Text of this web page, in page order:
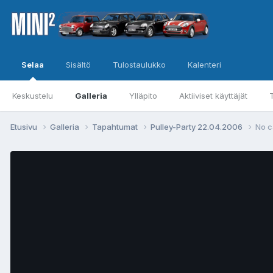
Selaa
Keskustelu Galleria Ylläpito Aktiiviset käyttäjät
Sisältö Tulostaulukko Kalenteri
Etusivu Galleria Tapahtumat Pulley-Party 22.04.2006 No